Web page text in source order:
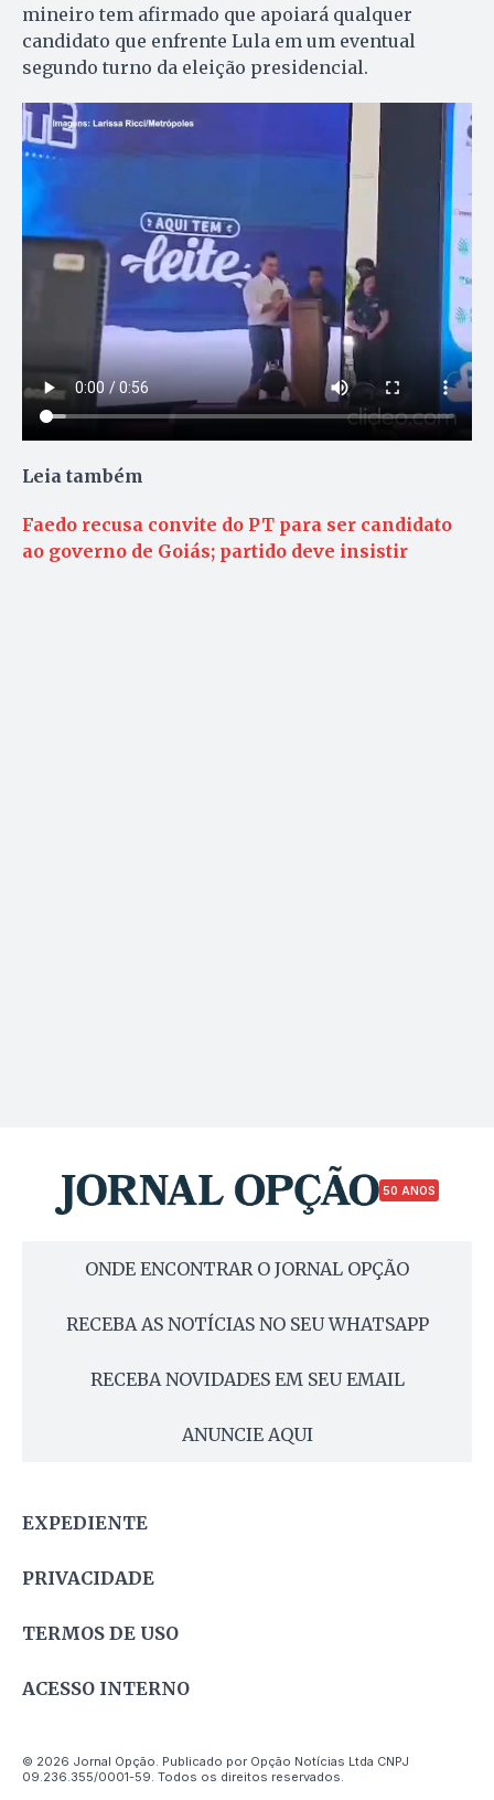
mineiro tem afirmado que apoiará qualquer
candidato que enfrente Lula em um eventual
segundo turno da eleição presidencial.
Leia também
Faedo recusa convite do PT para ser candidato
ao governo de Goiás; partido deve insistir
50 ANOS
ONDE ENCONTRAR O JORNAL OPÇÃO
RECEBA AS NOTÍCIAS NO SEU WHATSAPP
RECEBA NOVIDADES EM SEU EMAIL
ANUNCIE AQUI
EXPEDIENTE
PRIVACIDADE
TERMOS DE USO
ACESSO INTERNO
© 2026 Jornal Opção. Publicado por Opção Notícias Ltda CNPJ
09.236.355/0001-59. Todos os direitos reservados.